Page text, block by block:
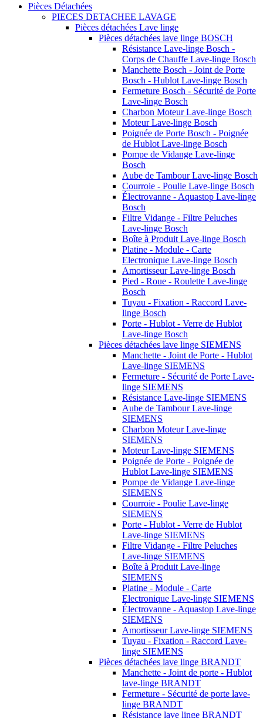
Pièces Détachées
PIECES DETACHEE LAVAGE
Pièces détachées Lave linge
Pièces détachées lave linge BOSCH
Résistance Lave-linge Bosch -
Corps de Chauffe Lave-linge Bosch
Manchette Bosch - Joint de Porte
Bosch - Hublot Lave-linge Bosch
Fermeture Bosch - Sécurité de Porte
Lave-linge Bosch
Charbon Moteur Lave-linge Bosch
Moteur Lave-linge Bosch
Poignée de Porte Bosch - Poignée
de Hublot Lave-linge Bosch
Pompe de Vidange Lave-linge
Bosch
Aube de Tambour Lave-linge Bosch
Courroie - Poulie Lave-linge Bosch
Électrovanne - Aquastop Lave-linge
Bosch
Filtre Vidange - Filtre Peluches
Lave-linge Bosch
Boîte à Produit Lave-linge Bosch
Platine - Module - Carte
Electronique Lave-linge Bosch
Amortisseur Lave-linge Bosch
Pied - Roue - Roulette Lave-linge
Bosch
Tuyau - Fixation - Raccord Lave-
linge Bosch
Porte - Hublot - Verre de Hublot
Lave-linge Bosch
Pièces détachées lave linge SIEMENS
Manchette - Joint de Porte - Hublot
Lave-linge SIEMENS
Fermeture - Sécurité de Porte Lave-
linge SIEMENS
Résistance Lave-linge SIEMENS
Aube de Tambour Lave-linge
SIEMENS
Charbon Moteur Lave-linge
SIEMENS
Moteur Lave-linge SIEMENS
Poignée de Porte - Poignée de
Hublot Lave-linge SIEMENS
Pompe de Vidange Lave-linge
SIEMENS
Courroie - Poulie Lave-linge
SIEMENS
Porte - Hublot - Verre de Hublot
Lave-linge SIEMENS
Filtre Vidange - Filtre Peluches
Lave-linge SIEMENS
Boîte à Produit Lave-linge
SIEMENS
Platine - Module - Carte
Electronique Lave-linge SIEMENS
Électrovanne - Aquastop Lave-linge
SIEMENS
Amortisseur Lave-linge SIEMENS
Tuyau - Fixation - Raccord Lave-
linge SIEMENS
Pièces détachées lave linge BRANDT
Manchette - Joint de porte - Hublot
lave-linge BRANDT
Fermeture - Sécurité de porte lave-
linge BRANDT
Résistance lave linge BRANDT